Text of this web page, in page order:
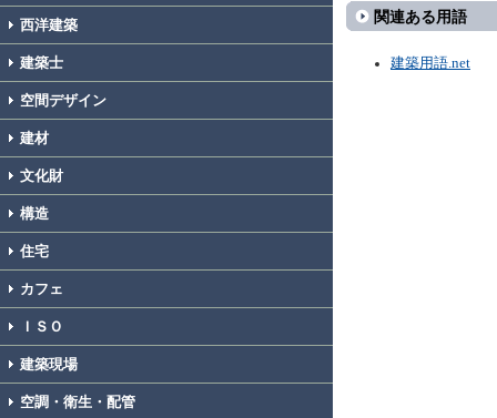
西洋建築
建築士
空間デザイン
建材
文化財
構造
住宅
カフェ
ＩＳＯ
建築現場
空調・衛生・配管
関連ある用語
建築用語.net